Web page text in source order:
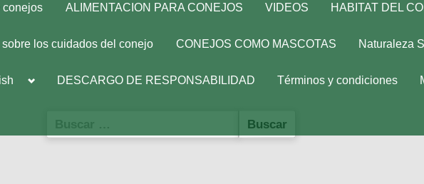
conejos ALIMENTACION PARA CONEJOS VIDEOS HABITAT DEL
sobre los cuidados del conejo CONEJOS COMO MASCOTAS Naturaleza
ToggleDESCARGO DE RESPONSABILIDAD Términos y condiciones